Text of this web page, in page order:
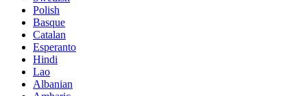
Polish
Basque
Catalan
Esperanto
Hindi
Lao
Albanian